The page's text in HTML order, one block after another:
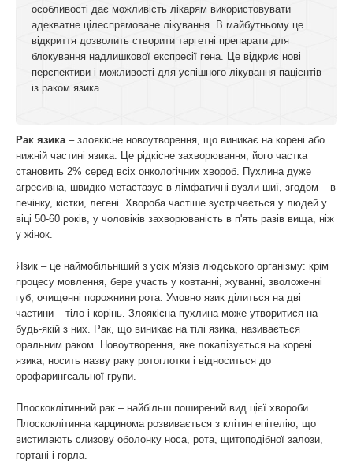
особливості дає можливість лікарям використовувати
адекватне цілеспрямоване лікування. В майбутньому це
відкриття дозволить створити таргетні препарати для
блокування надлишкової експресії гена. Це відкриє нові
перспективи і можливості для успішного лікування пацієнтів
із раком язика.
Рак язика– злоякісне новоутворення, що виникає на корені або
нижній частині язика. Це рідкісне захворювання, його частка
становить 2% серед всіх онкологічних хвороб. Пухлина дуже
агресивна, швидко метастазує в лімфатичні вузли шиї, згодом – в
печінку, кістки, легені. Хвороба частіше зустрічається у людей у
віці 50-60 років, у чоловіків захворюваність в п'ять разів вища, ніж
у жінок.
Язик – це наймобільніший з усіх м'язів людського організму: крім
процесу мовлення, бере участь у ковтанні, жуванні, зволоженні
губ, очищенні порожнини рота. Умовно язик ділиться на дві
частини – тіло і корінь. Злоякісна пухлина може утворитися на
будь-якій з них. Рак, що виникає на тілі язика, називається
оральним раком. Новоутворення, яке локалізується на корені
язика, носить назву раку ротоглотки і відноситься до
орофарингєальної групи.
Плоскоклітинний рак – найбільш поширений вид цієї хвороби.
Плоскоклітинна карцинома розвивається з клітин епітелію, що
вистилають слизову оболонку носа, рота, щитоподібної залози,
гортані і горла.